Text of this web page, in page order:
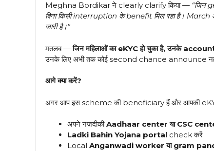
Meghna Bordikar ने clearly clarify किया — “जिन
बिना किसी interruption के benefit मिल रहा है।
जारी है।”
मतलब —जिन महिलाओं का eKYC हो चुका है, उनके
उनके लिए अभी तक कोई second chance announce
आगे क्या करें?
अगर आप इस scheme की beneficiary हैं और आपकी eKYC
अपने नज़दीकीAadhaar center या CSC
Ladki Bahin Yojana portal check करें
Local Anganwadi worker या gram